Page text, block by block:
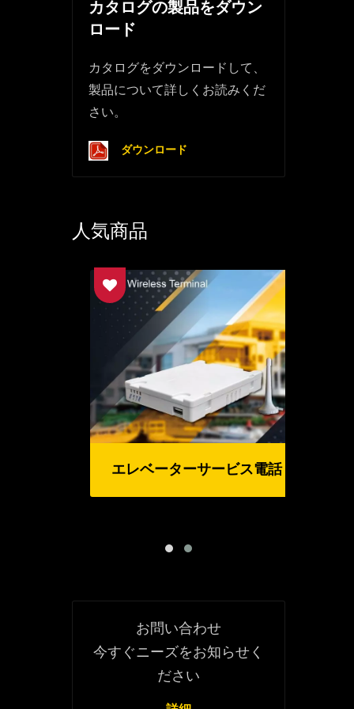
カタログの製品をダウン
ロード
カタログをダウンロードして、
製品について詳しくお読みくだ
さい。
ダウンロード
人気商品
エレベーターサービス電話
お問い合わせ
今すぐニーズをお知らせく
ださい